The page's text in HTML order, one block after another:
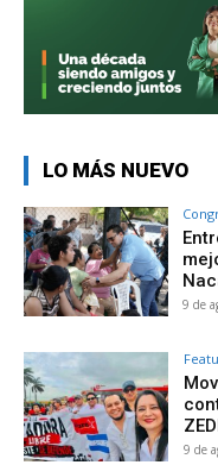
LO MÁS NUEVO
9 de
9 de